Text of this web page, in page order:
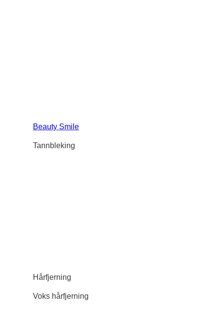
Beauty Smile
Tannbleking
Hårfjerning
Voks hårfjerning